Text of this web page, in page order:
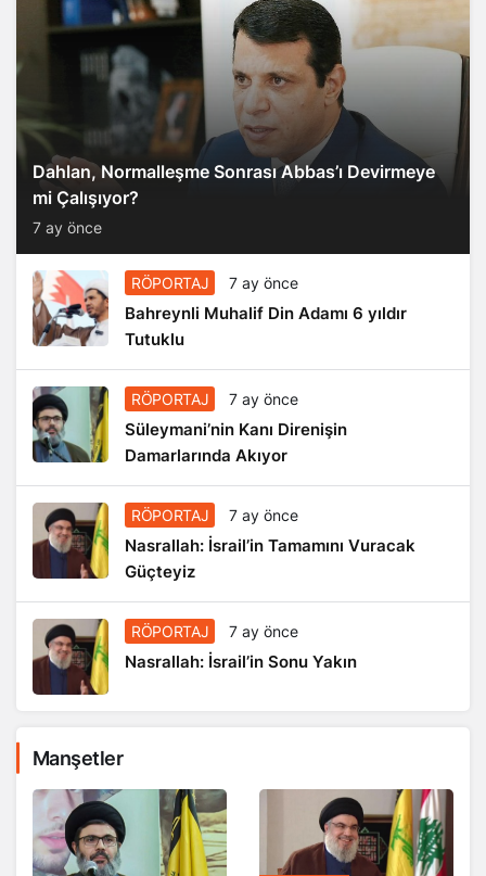
Dahlan, Normalleşme Sonrası Abbas’ı Devirmeye
mi Çalışıyor?
7 ay önce
RÖPORTAJ 7 ay önce
Bahreynli Muhalif Din Adamı 6 yıldır
Tutuklu
RÖPORTAJ 7 ay önce
Süleymani’nin Kanı Direnişin
Damarlarında Akıyor
RÖPORTAJ 7 ay önce
Nasrallah: İsrail’in Tamamını Vuracak
Güçteyiz
RÖPORTAJ 7 ay önce
Nasrallah: İsrail’in Sonu Yakın
Manşetler